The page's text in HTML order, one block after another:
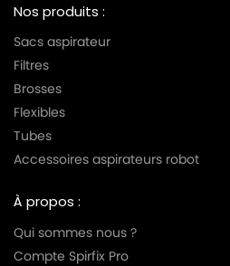
Nos produits :
Sacs aspirateur
Filtres
Brosses
Flexibles
Tubes
Accessoires aspirateurs robot
À propos :
Qui sommes nous ?
Compte Spirfix Pro